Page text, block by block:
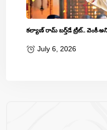
కల్యాణ్ రామ్ బ‌ర్త్‌డే ట్రీట్‌.. వెంకీ-
July 6, 2026